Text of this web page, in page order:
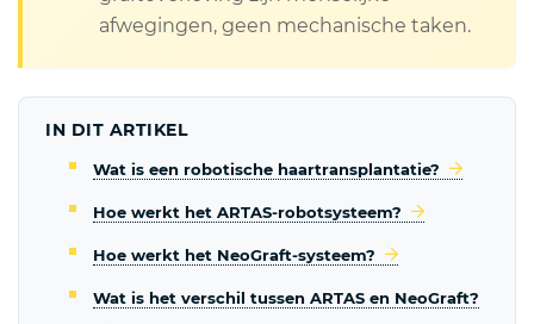
afwegingen, geen mechanische taken.
IN DIT ARTIKEL
Wat is een robotische haartransplantatie?
Hoe werkt het ARTAS-robotsysteem?
Hoe werkt het NeoGraft-systeem?
Wat is het verschil tussen ARTAS en NeoGraft?